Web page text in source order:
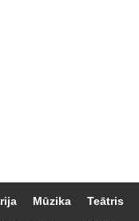
Mūzika Teātris